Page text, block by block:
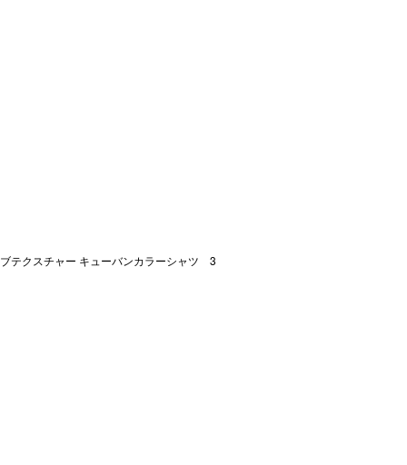
テクスチャー キューバンカラーシャツ 3